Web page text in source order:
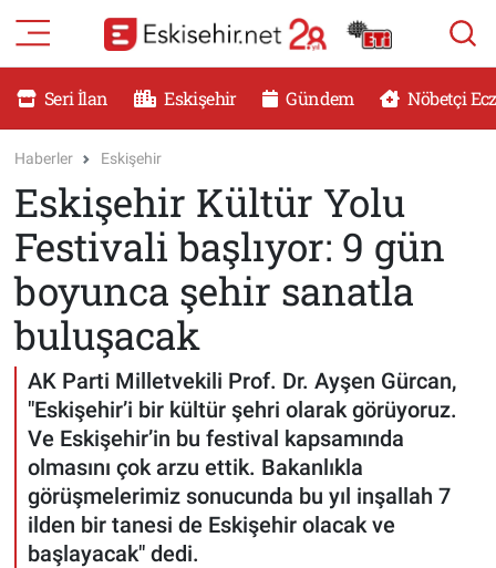
Seri İlan Eskişehir Gündem Nöbetçi
Haberler Eskişehir
Eskişehir Kültür Yolu
Festivali başlıyor: 9 gün
boyunca şehir sanatla
buluşacak
AK Parti Milletvekili Prof. Dr. Ayşen Gürcan,
"Eskişehir’i bir kültür şehri olarak görüyoruz.
Ve Eskişehir’in bu festival kapsamında
olmasını çok arzu ettik. Bakanlıkla
görüşmelerimiz sonucunda bu yıl inşallah 7
ilden bir tanesi de Eskişehir olacak ve
başlayacak" dedi.
RESMİ İLANLAR
DÜNYA
SAĞLIK
MAGAZİN
KADIN
TEKNOLOJİ
YEMEK
ESKİŞEHİR NÖBETÇİ ECZANELER
Eskişehir Nöbetçi Eczaneler
Eskişehir Namaz Vakitleri
Eskişehir Trafik Yoğunluk Haritası
Süper Lig Puan Durumu ve Fikstür
Tüm Manşetler
Son Dakika Haberleri
Haber Arşivi